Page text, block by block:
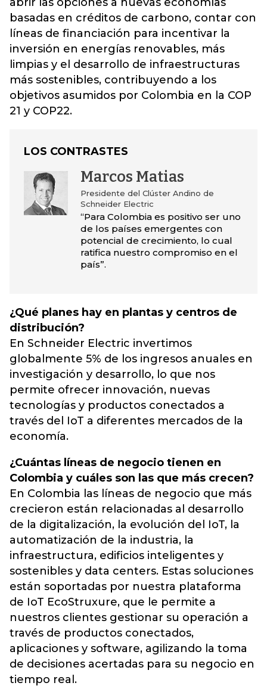
basadas en créditos de carbono, contar con
líneas de financiación para incentivar la
inversión en energías renovables, más
limpias y el desarrollo de infraestructuras
más sostenibles, contribuyendo a los
objetivos asumidos por Colombia en la COP
21 y COP22.
LOS CONTRASTES
Marcos Matias
Presidente del Clúster Andino de
Schneider Electric
“Para Colombia es positivo ser uno
de los países emergentes con
potencial de crecimiento, lo cual
ratifica nuestro compromiso en el
país”.
¿Qué planes hay en plantas y centros de
distribución?
En Schneider Electric invertimos
globalmente 5% de los ingresos anuales en
investigación y desarrollo, lo que nos
permite ofrecer innovación, nuevas
tecnologías y productos conectados a
través del IoT a diferentes mercados de la
economía.
¿Cuántas líneas de negocio tienen en
Colombia y cuáles son las que más crecen?
En Colombia las líneas de negocio que más
crecieron están relacionadas al desarrollo
de la digitalización, la evolución del IoT, la
automatización de la industria, la
infraestructura, edificios inteligentes y
sostenibles y data centers. Estas soluciones
están soportadas por nuestra plataforma
de IoT EcoStruxure, que le permite a
nuestros clientes gestionar su operación a
través de productos conectados,
aplicaciones y software, agilizando la toma
de decisiones acertadas para su negocio en
tiempo real.